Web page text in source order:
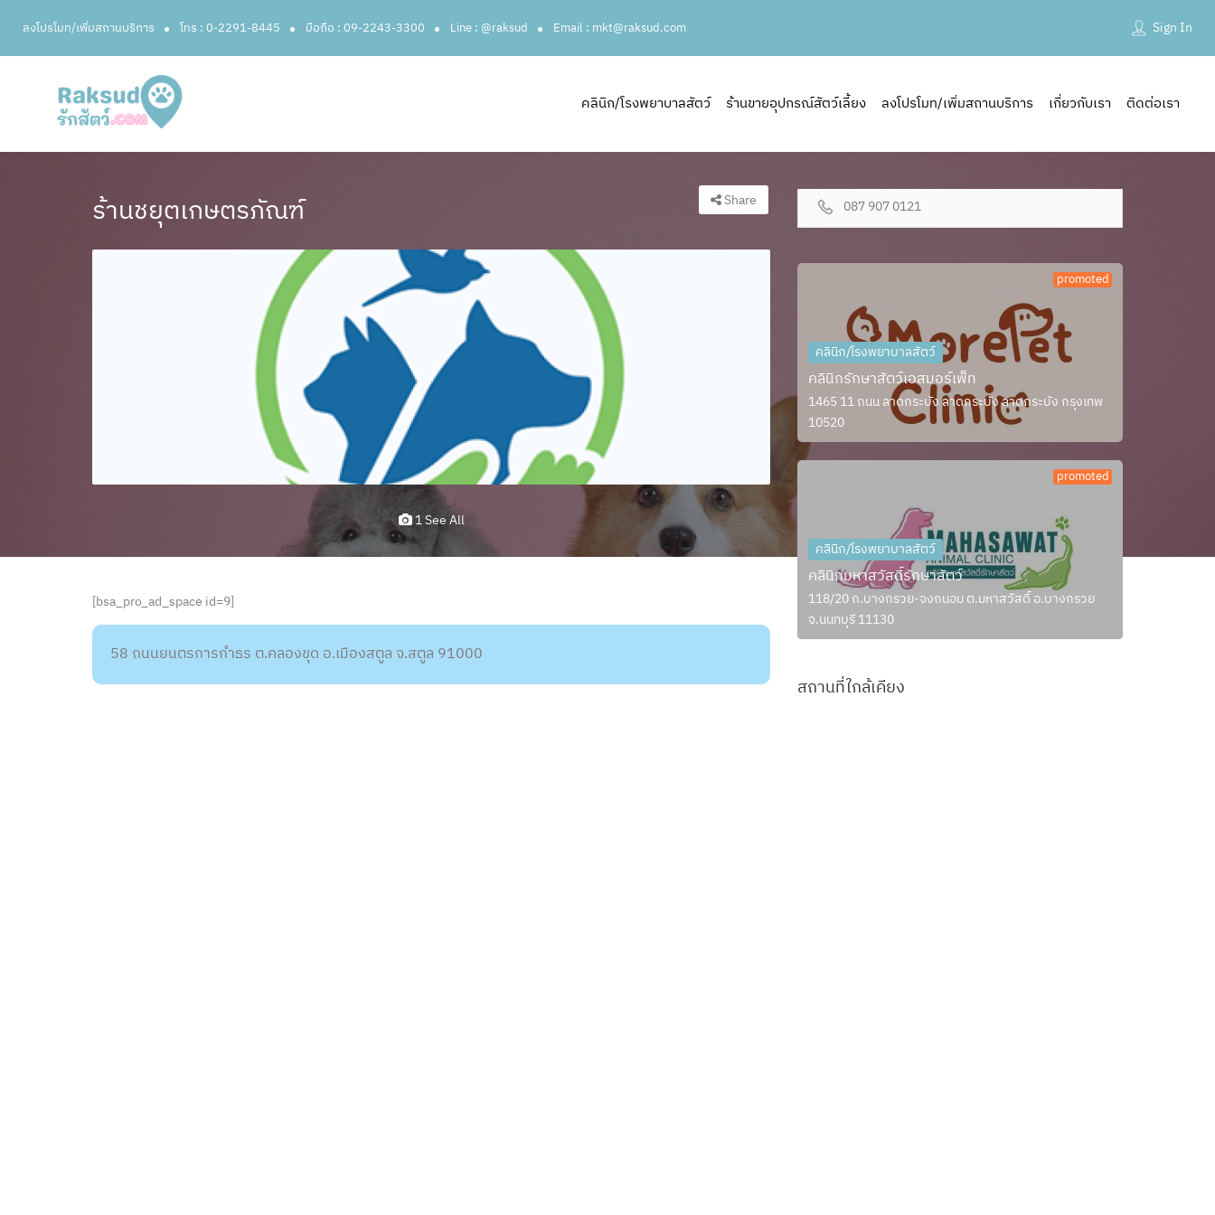
ลงโปรโมท/เพิ่มสถานบริการ โทร : 0-2291-8445 มือถือ : 09-2243-3300 Line : @raksud Email : mkt@raksud.com Sign In
คลินิก/โรงพยาบาลสัตว์ ร้านขายอุปกรณ์สัตว์เลี้ยง ลงโปรโมท/เพิ่มสถานบริการ เกี่ยวกับเรา ติดต่อเรา
ร้านชยุตเกษตรภัณฑ์ Share
1 See All
[bsa_pro_ad_space id=9]
58 ถนนยนตรการกำธร ต.คลองขุด อ.เมืองสตูล จ.สตูล 91000
087 907 0121
promoted
คลินิก/โรงพยาบาลสัตว์
คลินิกรักษาสัตว์เอสมอร์เพ็ท
1465 11 ถนน ลาดกระบัง ลาดกระบัง ลาดกระบัง กรุงเทพ
10520
promoted
คลินิก/โรงพยาบาลสัตว์
คลินิกมหาสวัสดิ์รักษาสัตว์
118/20 ถ.บางกรวย-จงถนอม ต.มหาสวัสดิ์ อ.บางกรวย
จ.นนทบุรี 11130
สถานที่ใกล้เคียง